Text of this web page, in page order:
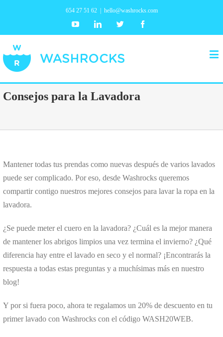
654 27 51 62 hello@washrocks.com
YoutubeLinkedin Twitter
Consejos para la Lavadora
Mantener todas tus prendas como nuevas después de varios lavados
puede ser complicado. Por eso, desde Washrocks queremos
compartir contigo nuestros mejores consejos para lavar la ropa en la
lavadora.
¿Se puede meter el cuero en la lavadora? ¿Cuál es la mejor manera
de mantener los abrigos limpios una vez termina el invierno? ¿Qué
diferencia hay entre el lavado en seco y el normal? ¡Encontrarás la
respuesta a todas estas preguntas y a muchísimas más en nuestro
blog!
Y por si fuera poco, ahora te regalamos un 20% de descuento en tu
primer lavado con Washrocks con el código WASH20WEB.